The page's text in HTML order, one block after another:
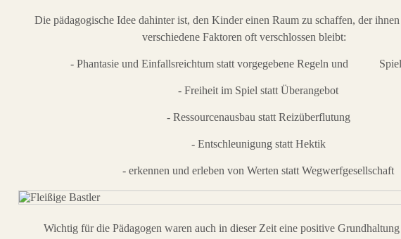
Die pädagogische Idee dahinter ist, den Kinder einen Raum zu schaffen, der
verschiedene Faktoren oft verschlossen bleibt:
- Phantasie und Einfallsreichtum statt vorgegebene Regeln und
- Freiheit im Spiel statt Überangebot
- Ressourcenausbau statt Reizüberflutung
- Entschleunigung statt Hektik
- erkennen und erleben von Werten statt Wegwerfgesellschaft
Wichtig für die Pädagogen waren auch in dieser Zeit eine positive